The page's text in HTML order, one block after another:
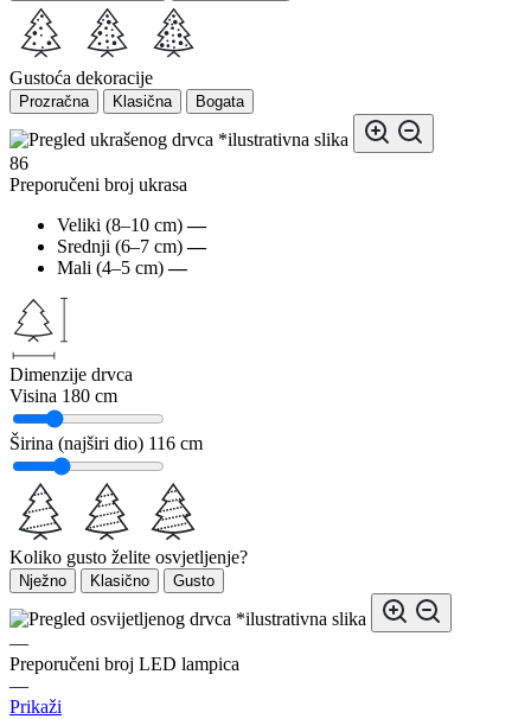
Gustoća dekoracije
Prozračna Klasična Bogata
*ilustrativna slika
86
Preporučeni broj ukrasa
Veliki (8–10 cm) —
Srednji (6–7 cm) —
Mali (4–5 cm) —
Dimenzije drvca
Visina 180 cm
Širina (najširi dio) 116 cm
Koliko gusto želite osvjetljenje?
Nježno Klasično Gusto
*ilustrativna slika
—
Preporučeni broj LED lampica
—
Prikaži